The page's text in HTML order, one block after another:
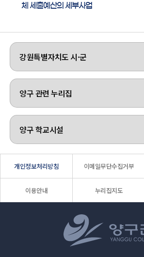
체 세출예산의 세부사업
개인정보처리방침 이메일무단수집거부
이용안내 누리집지도